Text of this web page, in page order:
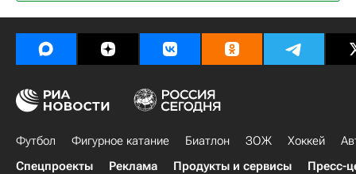
Доменико Тедеско
Футбол Фигурное катание Биатлон ЗОЖ Хоккей
Спецпроекты
Реклама Продукты и сервисы Пресс-